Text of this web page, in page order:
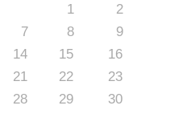
1
2
7 8
9
14 15
16
21 22
23
28 29
30